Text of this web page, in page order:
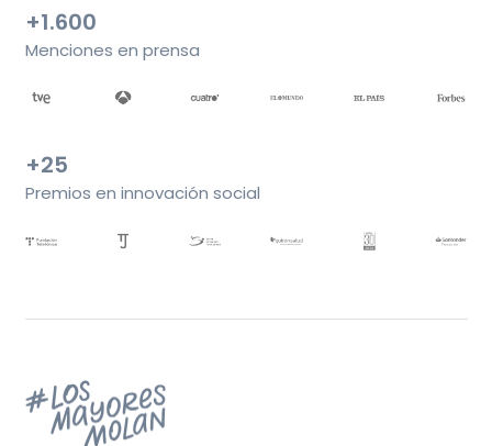
+1.600
Menciones en prensa
+25
Premios en innovación social